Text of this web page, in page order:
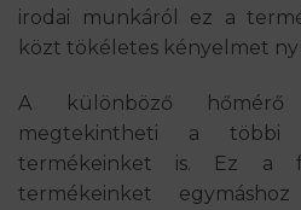
irodai munkáról ez a
közt tökéletes kényelmet
A különböző hőmérő
megtekintheti a többi
termékeinket is. Ez a
termékeinket